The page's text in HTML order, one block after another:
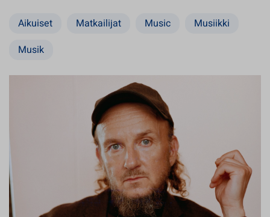
Aikuiset Matkailijat Music
Musiikki
Musik